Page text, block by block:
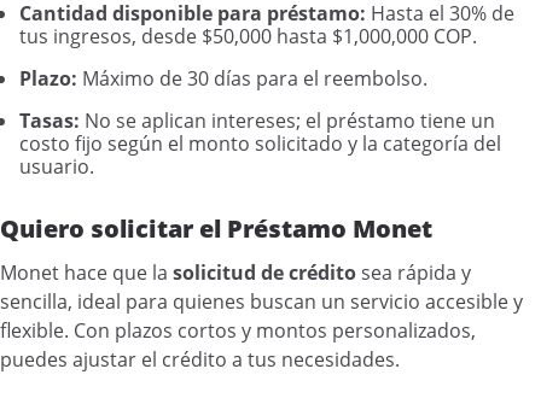
Cantidad disponible para préstamo: Hasta el 30% de
tus ingresos, desde $50,000 hasta $1,000,000 COP.
Plazo: Máximo de 30 días para el reembolso.
Tasas: No se aplican intereses; el préstamo tiene un
costo fijo según el monto solicitado y la categoría del
usuario.
Quiero solicitar el Préstamo Monet
Monet hace que la solicitud de créditosea rápida y
sencilla, ideal para quienes buscan un servicio accesible y
flexible. Con plazos cortos y montos personalizados,
puedes ajustar el crédito a tus necesidades.